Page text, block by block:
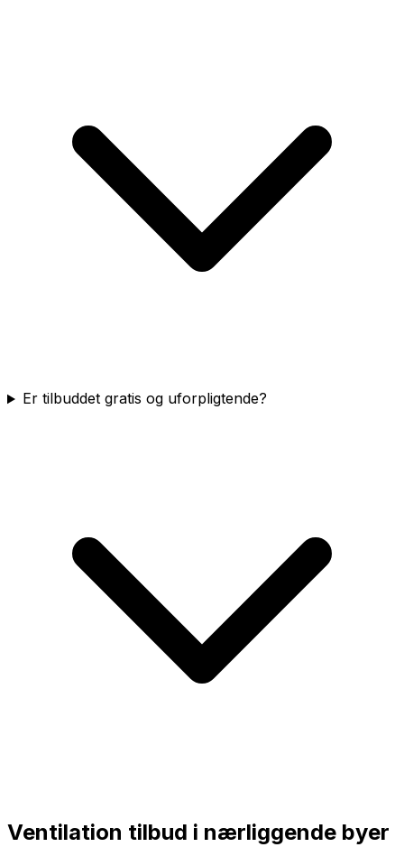
Er tilbuddet gratis og uforpligtende?
Ventilation tilbud i nærliggende byer